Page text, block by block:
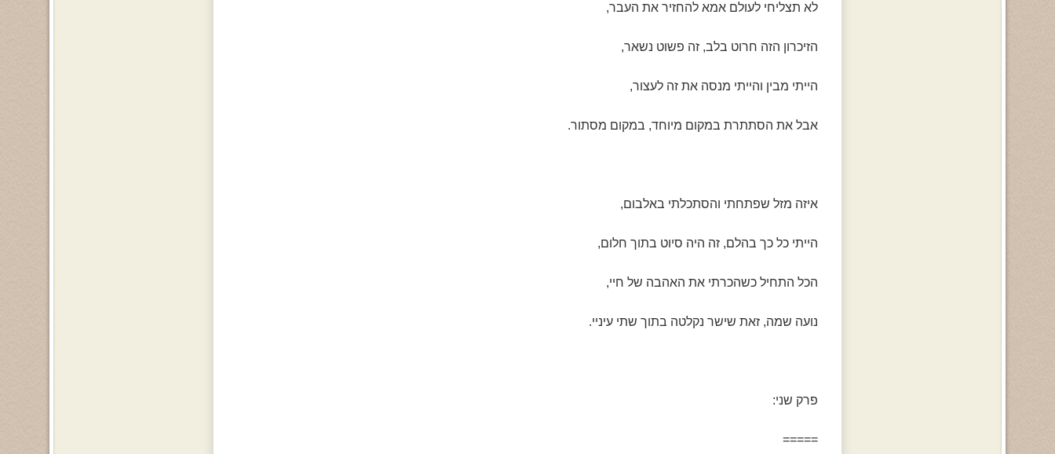
לא תצליחי לעולם אמא להחזיר את העבר,
הזיכרון הזה חרוט בלב, זה פשוט נשאר,
הייתי מבין והייתי מנסה את זה לעצור,
אבל את הסתתרת במקום מיוחד, במקום מסתור.
איזה מזל שפתחתי והסתכלתי באלבום,
הייתי כל כך בהלם, זה היה סיוט בתוך חלום,
הכל התחיל כשהכרתי את האהבה של חיי,
נועה שמה, זאת שישר נקלטה בתוך שתי עיניי.
פרק שני:
=====